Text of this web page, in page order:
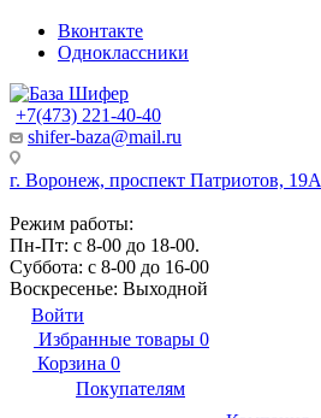
Вконтакте
Одноклассники
+7(473) 221-40-40
shifer-baza@mail.ru
г. Воронеж, проспект Патриотов, 19А
Режим работы:
Пн-Пт: с 8-00 до 18-00.
Суббота: с 8-00 до 16-00
Воскресенье: Выходной
Войти
Избранные товары 0
Корзина 0
Покупателям